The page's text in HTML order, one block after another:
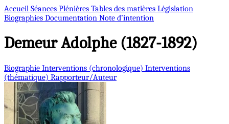
Accueil Séances Plénières Tables des matières Législation
Biographies Documentation Note d’intention
DemeurAdolphe (1827-1892)
Biographie Interventions (chronologique) Interventions
(thématique) Rapporteur/Auteur